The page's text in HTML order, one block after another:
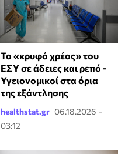
Το «κρυφό χρέος» του
ΕΣΥ σε άδειες και ρεπό -
Υγειονομικοί στα όρια
της εξάντλησης
healthstat.gr 06.18.2026 -
03:12